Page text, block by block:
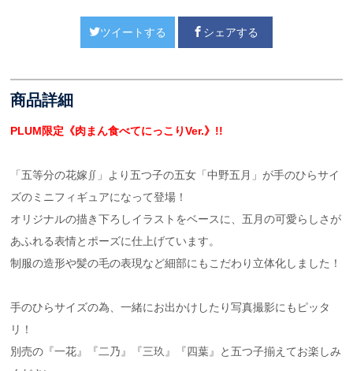
ツイートする シェアする
商品詳細
PLUM限定《肉まん食べてにっこりVer.》!!
「五等分の花嫁∬」より五つ子の五女「中野五月」が手のひらサイ
ズのミニフィギュアになって登場！
オリジナルの描き下ろしイラストをベースに、五月の可愛らしさが
あふれる表情とポーズに仕上げています。
制服の造形や髪の毛の表現など細部にもこだわり立体化しました！
手のひらサイズの為、一緒にお出かけしたり写真撮影にもピッタ
リ！
別売の『一花』『二乃』『三玖』『四葉』と五つ子揃えてお楽しみ